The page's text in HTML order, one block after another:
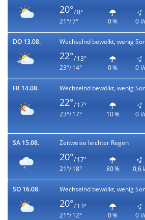
20°/ 8°
21°/ 7°
0 % 0 l/
DO 13.08. Wechselnd bewölkt, wenig
22°/ 13°
23°/ 14°
0 % 0 l/
FR 14.08. Wechselnd bewölkt, wenig
22°/ 17°
23°/ 17°
10 % 0 l/
SA 15.08. Zeitweise leichter Regen
20°/ 17°
21°/ 18°
80 % 0,6
SO 16.08. Wechselnd bewölkt, wenig
20°/ 13°
21°/ 12°
0 % 0 l/